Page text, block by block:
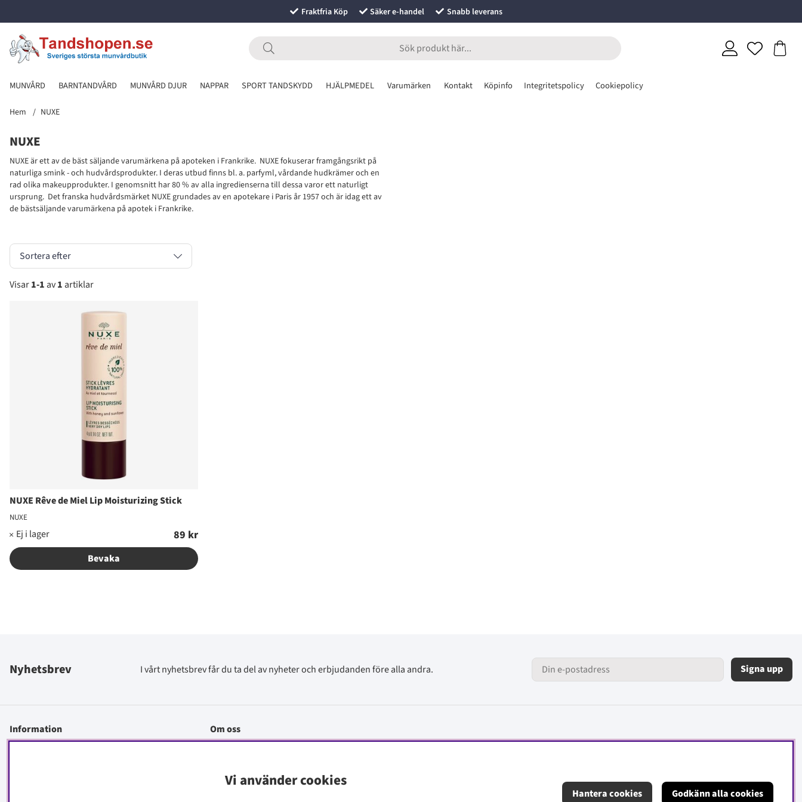
Fraktfria Köp Säker e-handel Snabb leverans
MUNVÅRD BARNTANDVÅRD MUNVÅRD DJUR NAPPAR SPORT TANDSKYDD HJÄLPMEDEL Varumärken Kontakt Köpinfo Integritetspolicy Cookiepolicy
Hem NUXE
NUXE
NUXE är ett av de bäst säljande varumärkena på apoteken i Frankrike. NUXE fokuserar framgångsrikt på
naturliga smink - och hudvårdsprodukter. I deras utbud finns bl. a. parfyml, vårdande hudkrämer och en
rad olika makeupprodukter. I genomsnitt har 80 % av alla ingredienserna till dessa varor ett naturligt
ursprung. Det franska hudvårdsmärket NUXE grundades av en apotekare i Paris år 1957 och är idag ett av
de bästsäljande varumärkena på apotek i Frankrike.
Sortera efter
Visar1-1 av1 artiklar
NUXE Rêve de Miel Lip Moisturizing Stick
NUXE
89 kr
Bevaka
Nyhetsbrev I vårt nyhetsbrev får du ta del av nyheter och erbjudanden före alla andra. Signa upp
Information
Om oss
Vi använder cookies
Hantera cookies Godkänn alla cookies